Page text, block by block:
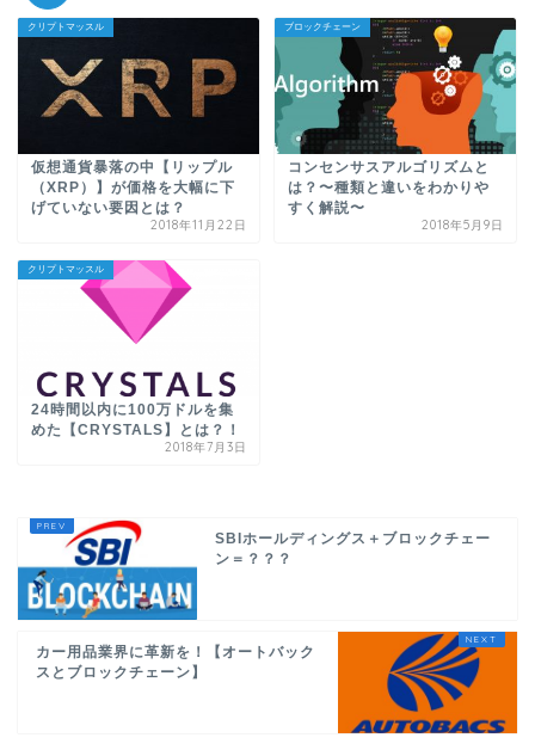
クリプトマッスル
仮想通貨暴落の中【リップル
（XRP）】が価格を大幅に下
げていない要因とは？
2018年11月22日
ブロックチェーン
コンセンサスアルゴリズムと
は？〜種類と違いをわかりや
すく解説〜
2018年5月9日
クリプトマッスル
24時間以内に100万ドルを集
めた【CRYSTALS】とは？！
2018年7月3日
SBIホールディングス＋ブロックチェー
ン＝？？？
カー用品業界に革新を！【オートバック
スとブロックチェーン】